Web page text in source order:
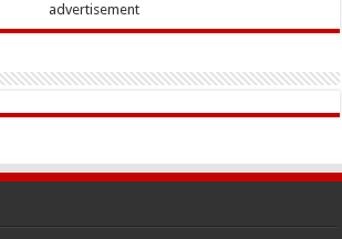
advertisement